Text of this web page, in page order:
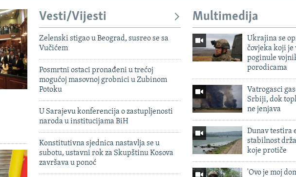
Vesti/Vijesti
Zelenski stigao u Beograd, susreo se sa
Vučićem
Posmrtni ostaci pronađeni u trećoj
mogućoj masovnoj grobnici u Zubinom
Potoku
U Sarajevu konferencija o zastupljenosti
naroda u institucijama BiH
Konstitutivna sjednica nastavlja se u
subotu, ustavni rok za Skupštinu Kosova
završava u ponoć
Multimedija
Ukrajina se
čovjeka koji je
poginule
porodicama
Vatrogasci
Srbiji, dok
ne jenjava
Dunav testira
stabilnost
koje protiče
'Ovo je moj